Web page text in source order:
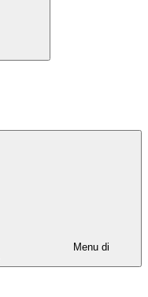
Menu di